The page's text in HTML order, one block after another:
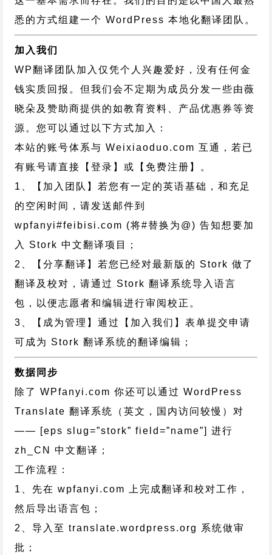
悉的方式组建一个 WordPress 本地化翻译团队。
加入我们
WP翻译团队加入仅凭个人兴趣爱好，没有任何金
钱实质回报。但我们会不定期为成员分发一些由薇
晓朵及赞助商提供的如教育资料、产品优惠券等资
源。您可以通过以下方式加入：
本站的账号体系与Weixiaoduo.com 互通，若已
有账号请直接【登录】或【免费注册】。
1、【加入团队】若您有一定的英语基础，和充足
的空闲时间，请发送邮件到
wpfanyi#feibisi.com (将#替换为@) 告知想要加
入 Stork 中文翻译项目；
2、【分享翻译】若您已经对最新版的 Stork 做了
翻译及校对，请通过 Stork 翻译系统导入语言
包，以便志愿者和编辑进行审阅校正。
3、【成为管理】通过【加入我们】表单提交申请
可成为 Stork 翻译系统的翻译编辑；
数据同步
除了 WPfanyi.com 你还可以通过WordPress
Translate 翻译系统（英文，国内访问较慢）对
—— [eps slug=”stork” field=”name”]进行
zh_CN
中文翻译；
工作流程：
1、先在 wpfanyi.com 上完成翻译和校对工作，
然后导出语言包；
2、导入至 translate.wordpress.org 系统做审
批；